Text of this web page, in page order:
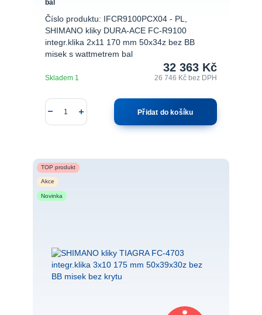
bal
Číslo produktu: IFCR9100PCX04 - PL,
SHIMANO kliky DURA-ACE FC-R9100
integr.klika 2x11 170 mm 50x34z bez BB
misek s wattmetrem bal
32 363 Kč
26 746 Kčbez DPH
Skladem 1
Přidat do košíku
TOP produkt
Akce
Novinka